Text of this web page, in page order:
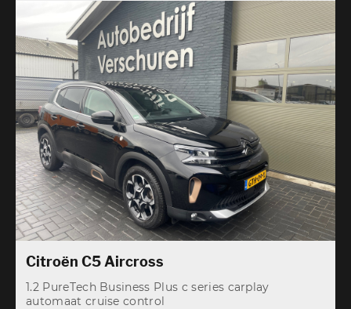
Citroën C5 Aircross
1.2 PureTech Business Plus c series carplay
automaat cruise control